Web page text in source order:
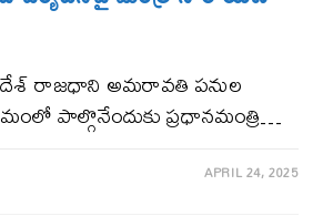
రాజధాని అమరావతి పనుల
పాల్గొనేందుకు ప్రధానమంత్రి…
APRIL 24, 2025